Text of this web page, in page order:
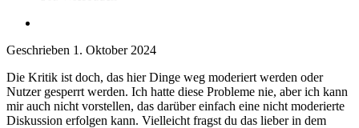
Geschrieben 1. Oktober 2024
Die Kritik ist doch, das hier Dinge weg moderiert werden oder
Nutzer gesperrt werden. Ich hatte diese Probleme nie, aber ich kann
mir auch nicht vorstellen, das darüber einfach eine nicht moderierte
Diskussion erfolgen kann. Vielleicht fragst du das lieber in dem